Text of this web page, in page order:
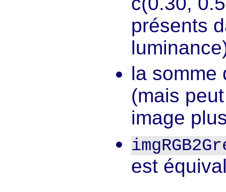
présents
la somme
(mais
image
est